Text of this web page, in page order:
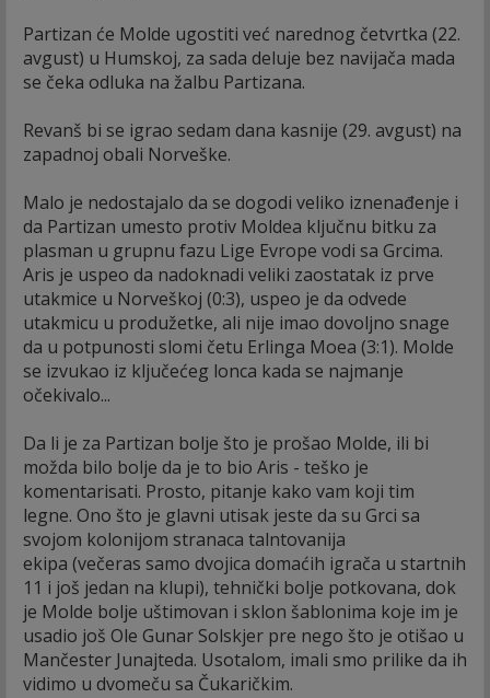
Partizan će Molde ugostiti već narednog četvrtka (22.
avgust) u Humskoj, za sada deluje bez navijača mada
se čeka odluka na žalbu Partizana.
Revanš bi se igrao sedam dana kasnije (29. avgust) na
zapadnoj obali Norveške.
Malo je nedostajalo da se dogodi veliko iznenađenje i
da Partizan umesto protiv Moldea ključnu bitku za
plasman u grupnu fazu Lige Evrope vodi sa Grcima.
Aris je uspeo da nadoknadi veliki zaostatak iz prve
utakmice u Norveškoj (0:3), uspeo je da odvede
utakmicu u produžetke, ali nije imao dovoljno snage
da u potpunosti slomi četu Erlinga Moea (3:1). Molde
se izvukao iz ključećeg lonca kada se najmanje
očekivalo...
Da li je za Partizan bolje što je prošao Molde, ili bi
možda bilo bolje da je to bio Aris - teško je
komentarisati. Prosto, pitanje kako vam koji tim
legne. Ono što je glavni utisak jeste da su Grci sa
svojom kolonijom stranaca talntovanija
ekipa (večeras samo dvojica domaćih igrača u startnih
11 i još jedan na klupi), tehnički bolje potkovana, dok
je Molde bolje uštimovan i sklon šablonima koje im je
usadio još Ole Gunar Solskjer pre nego što je otišao u
Mančester Junajteda. Usotalom, imali smo prilike da ih
vidimo u dvomeču sa Čukaričkim.